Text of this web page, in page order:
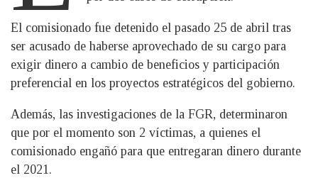
El comisionado fue detenido el pasado 25 de abril tras
ser acusado de haberse aprovechado de su cargo para
exigir dinero a cambio de beneficios y participación
preferencial en los proyectos estratégicos del gobierno.
Además, las investigaciones de la FGR, determinaron
que por el momento son 2 víctimas, a quienes el
comisionado engañó para que entregaran dinero durante
el 2021.